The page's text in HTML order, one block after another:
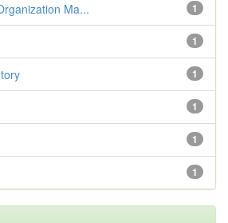
1
Ma...
1
1
1
1
1